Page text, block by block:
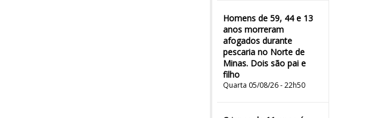
Homens de 59, 44 e 13
anos morreram
afogados durante
pescaria no Norte de
Minas. Dois são pai e
filho
Quarta 05/08/26 - 22h50